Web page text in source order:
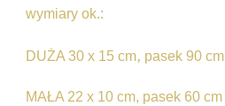
wymiary ok.:
DUŻA 30 x 15 cm, pasek 90 cm
MAŁA 22 x 10 cm, pasek 60 cm